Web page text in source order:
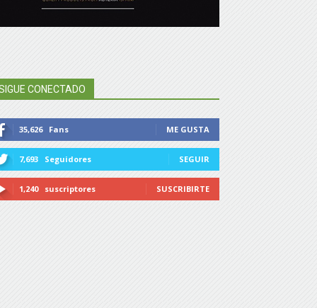
CONECTADO
35,626 Fans ME GUSTA
7,693 Seguidores SEGUIR
1,240 suscriptores SUSCRIBIRTE